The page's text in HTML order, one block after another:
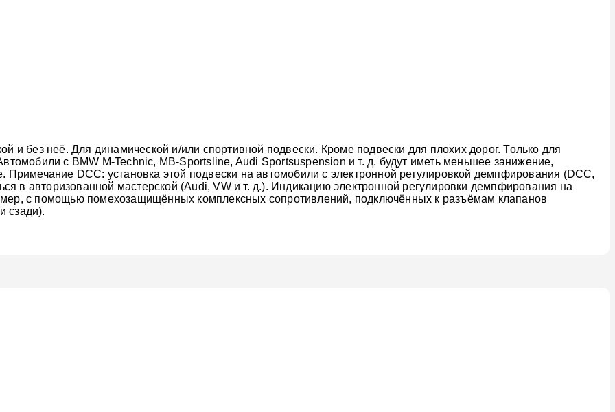
и без неё. Для динамической и/или спортивной подвески. Кроме подвески для плохих дорог. Только для
с BMW M-Technic, MB-Sportsline, Audi Sportsuspension и т. д. будут иметь меньшее занижение,
Примечание DCC: установка этой подвески на автомобили с электронной регулировкой демпфирования (DCC,
в авторизованной мастерской (Audi, VW и т. д.). Индикацию электронной регулировки демпфирования на
с помощью помехозащищённых комплексных сопротивлений, подключённых к разъёмам клапанов
сзади).